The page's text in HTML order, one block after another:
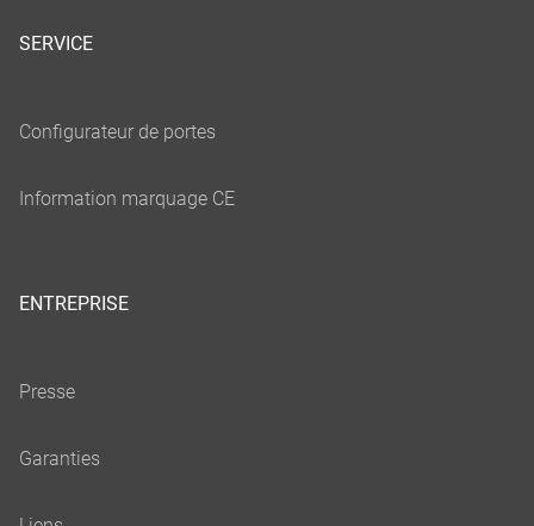
SERVICE
ENTREPRISE